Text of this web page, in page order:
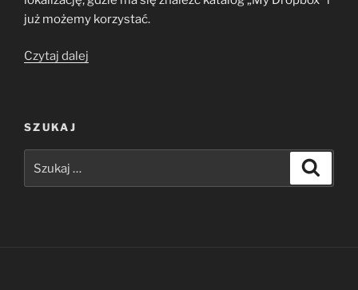
już możemy korzystać.
Czytaj dalej
plików”
SZUKAJ